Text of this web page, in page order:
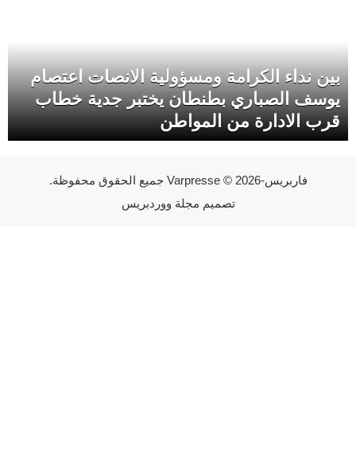
بين نداء الكرامة ومسؤولية الانصات اعتصام
يوسف الصباري بطنطان يختبر جدية خطاب
قرب الادارة من المواطن
فاربريس-Varpresse© 2026 جميع الحقوق محفوظة.
تصميم مجلة ووردبريس